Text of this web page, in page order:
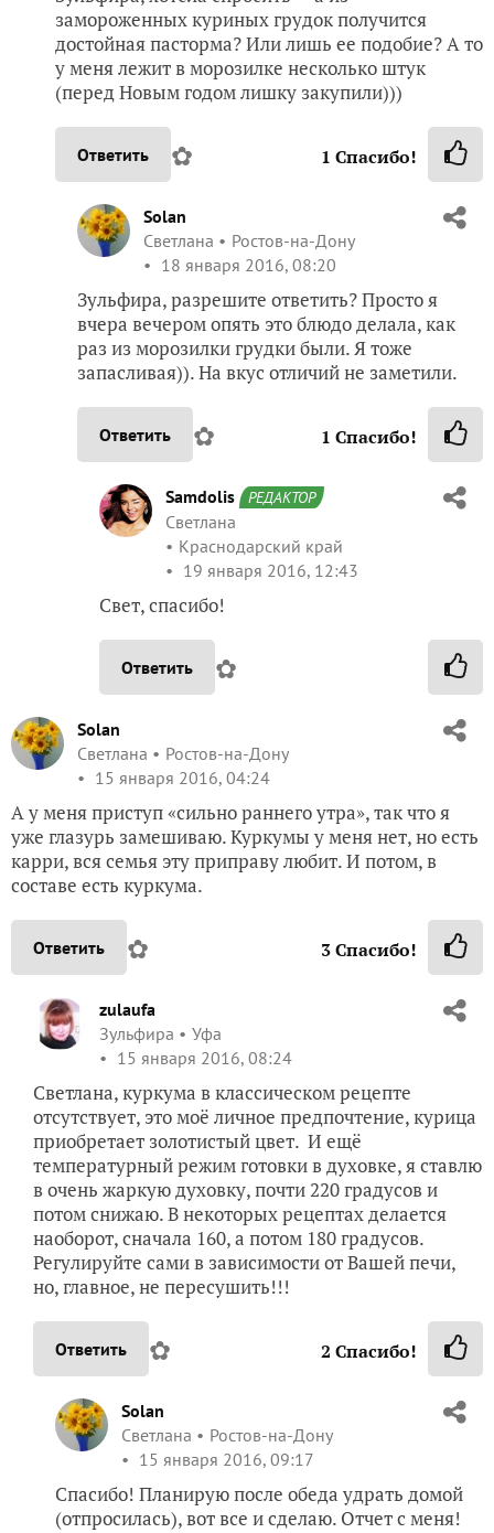
замороженных куриных грудок получится
достойная пасторма? Или лишь ее подобие? А то
у меня лежит в морозилке несколько штук
(перед Новым годом лишку закупили)))
Ответить ✿ 1 Спасибо!
Solan
Светлана
Ростов-на-Дону
18 января 2016, 08:20
Зульфира, разрешите ответить? Просто я
вчера вечером опять это блюдо делала, как
раз из морозилки грудки были. Я тоже
запасливая)). На вкус отличий не заметили.
Ответить ✿ 1 Спасибо!
Samdolis РЕДАКТОР
Светлана
Краснодарский край
19 января 2016, 12:43
Свет, спасибо!
Ответить ✿
Solan
Светлана
Ростов-на-Дону
15 января 2016, 04:24
А у меня приступ «сильно раннего утра», так что я
уже глазурь замешиваю. Куркумы у меня нет, но есть
карри, вся семья эту приправу любит. И потом, в
составе есть куркума.
Ответить ✿ 3Спасибо!
zulaufa
Зульфира
Уфа
15 января 2016, 08:24
Светлана, куркума в классическом рецепте
отсутствует, это моё личное предпочтение, курица
приобретает золотистый цвет. И ещё
температурный режим готовки в духовке, я ставлю
в очень жаркую духовку, почти 220 градусов и
потом снижаю. В некоторых рецептах делается
наоборот, сначала 160, а потом 180 градусов.
Регулируйте сами в зависимости от Вашей печи,
но, главное, не пересушить!!!
Ответить ✿ 2 Спасибо!
Solan
Светлана
Ростов-на-Дону
15 января 2016, 09:17
Спасибо! Планирую после обеда удрать домой
(отпросилась), вот все и сделаю. Отчет с меня!